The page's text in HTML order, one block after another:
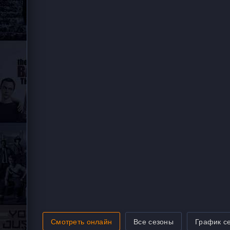
Смотреть онлайн Все сезоны График